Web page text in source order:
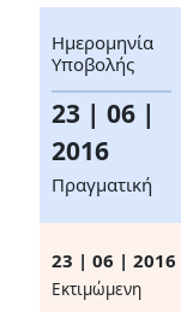
Ημερομηνία
Υποβολής
23 | 06 |
2016
Πραγματική
23 | 06 | 2016
Eκτιμώμενη